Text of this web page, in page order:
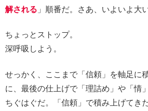
解される 」順番だ。さあ、いよいよ大
ちょっとストップ。
深呼吸しよう。
せっかく、ここまで「信頼」を軸足に
に、最後の仕上げで「理詰め」や「情
ちぐはぐだ。「信頼」で積み上げてき